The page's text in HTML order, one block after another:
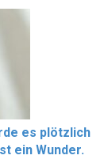
es plötzlich
ein Wunder.